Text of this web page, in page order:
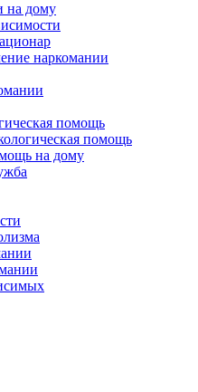
на дому
наркомании
помощь
помощь
на дому